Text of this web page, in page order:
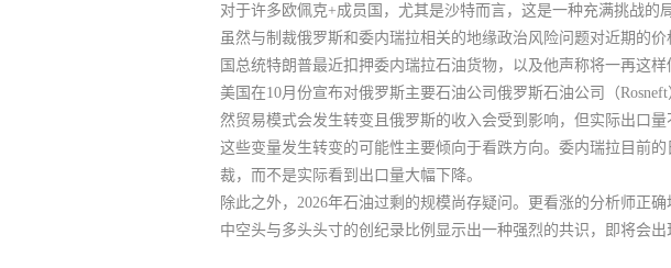
对于许多欧佩克+成员国，尤其是沙特而言，这是一种充满挑战的局
虽然与制裁俄罗斯和委内瑞拉相关的地缘政治风险问题对近期的
国总统特朗普最近扣押委内瑞拉石油货物，以及他声称将一再这样
美国在10月份宣布对俄罗斯主要石油公司俄罗斯石油公司（
然贸易模式会发生转变且俄罗斯的收入会受到影响，但实际出口量
这些变量发生转变的可能性主要倾向于看跌方向。委内瑞拉目前的
裁，而不是实际看到出口量大幅下降。
除此之外，2026年石油过剩的规模尚存疑问。更看涨的分析师正
中空头与多头头寸的创纪录比例显示出一种强烈的共识，即将会出